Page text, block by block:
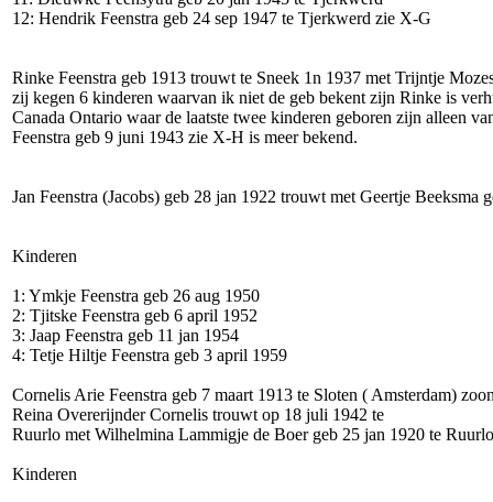
12: Hendrik Feenstra geb 24 sep 1947 te Tjerkwerd zie X-G
Rinke Feenstra geb 1913 trouwt te Sneek 1n 1937 met Trijntje
zij kegen 6 kinderen waarvan ik niet de geb bekent zijn Rinke is
Canada Ontario waar de laatste twee kinderen geboren zijn alleen
Feenstra geb 9 juni 1943 zie X-H is meer bekend.
Jan Feenstra (Jacobs) geb 28 jan 1922 trouwt met Geertje Beeksma
Kinderen
1: Ymkje Feenstra geb 26 aug 1950
2: Tjitske Feenstra geb 6 april 1952
3: Jaap Feenstra geb 11 jan 1954
4: Tetje Hiltje Feenstra geb 3 april 1959
Cornelis Arie Feenstra geb 7 maart 1913 te Sloten ( Amsterdam)
Reina Overerijnder Cornelis trouwt op 18 juli 1942 te
Ruurlo met Wilhelmina Lammigje de Boer geb 25 jan 1920 te Ruurlo
Kinderen